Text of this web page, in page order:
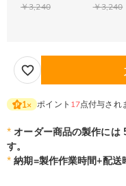
￥3,240
￥3,240
1× ポイント 17点付与され
* オーダー商品の製作には
す。
* 納期=製作作業時間+配送